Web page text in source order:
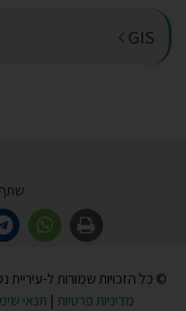
GIS
© כל הזכויות שמורות ל-עיריית
מדיניות פרטיות | תנאי